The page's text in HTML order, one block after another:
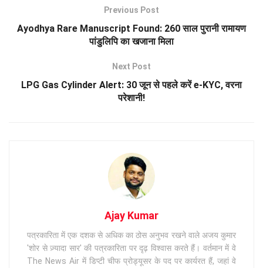
Previous Post
Ayodhya Rare Manuscript Found: 260 साल पुरानी रामायण
पांडुलिपि का खजाना मिला
Next Post
LPG Gas Cylinder Alert: 30 जून से पहले करें e-KYC, वरना
परेशानी!
Ajay Kumar
पत्रकारिता में एक दशक से अधिक का ठोस अनुभव रखने वाले अजय कुमार
'शोर से ज़्यादा सार' की पत्रकारिता पर दृढ़ विश्वास करते हैं। वर्तमान में वे
The News Air में डिप्टी चीफ प्रोड्यूसर के पद पर कार्यरत हैं, जहां वे